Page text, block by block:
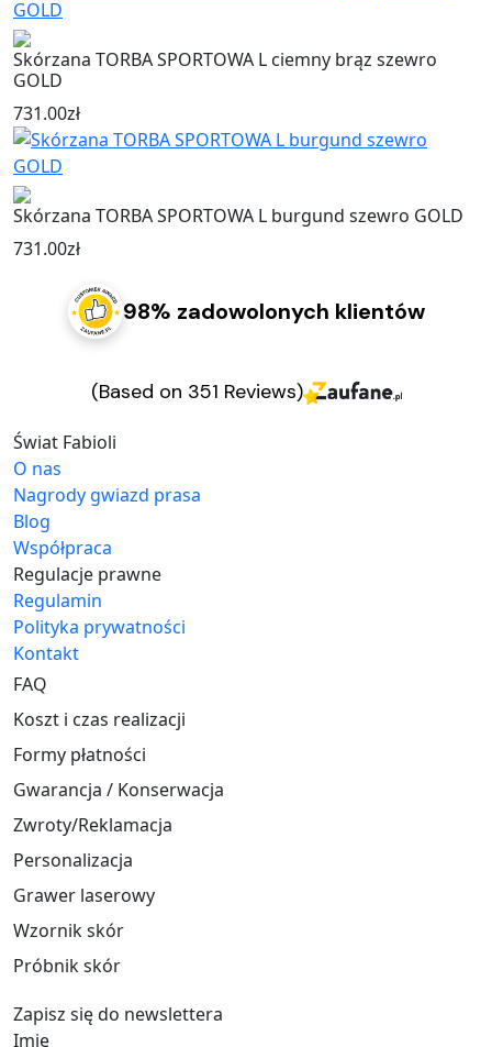
Skórzana TORBA SPORTOWA L ciemny brąz szewro
GOLD
731.00zł
Skórzana TORBA SPORTOWA L burgund szewro GOLD
731.00zł
98% zadowolonych klientów
(Based on 351 Reviews)
Świat Fabioli
O nas
Nagrody gwiazd prasa
Blog
Współpraca
Regulacje prawne
Regulamin
Polityka prywatności
Kontakt
FAQ
Koszt i czas realizacji
Formy płatności
Gwarancja / Konserwacja
Zwroty/Reklamacja
Personalizacja
Grawer laserowy
Wzornik skór
Próbnik skór
Zapisz się do newslettera
Imię